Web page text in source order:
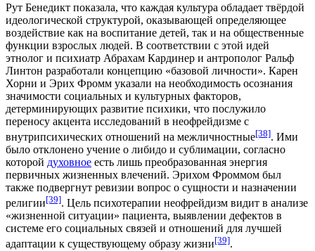
Рут Бенедикт показала, что каждая культура обладает твёрдой
идеологической структурой, оказывающей определяющее
воздействие как на воспитание детей, так и на общественные
функции взрослых людей. В соответствии с этой идей
этнолог и психиатр Абрахам Кардинер и антрополог Ральф
Линтон разработали концепцию «базовой личности». Карен
Хорни и Эрих Фромм указали на необходимость осознания
значимости социальных и культурных факторов,
детерминирующих развитие психики, что послужило
переносу акцента исследований в неофрейдизме с
внутрипсихических отношений на межличностные[38]. Ими
было отклонено учение о либидо и сублимации, согласно
которой духовное есть лишь преобразованная энергия
первичных жизненных влечений. Эрихом Фроммом был
также подвергнут ревизии вопрос о сущности и назначении
религии[39]. Цель психотерапии неофрейдизм видит в анализе
«жизненной ситуации» пациента, выявлении дефектов в
системе его социальных связей и отношений для лучшей
адаптации к существующему образу жизни[39].